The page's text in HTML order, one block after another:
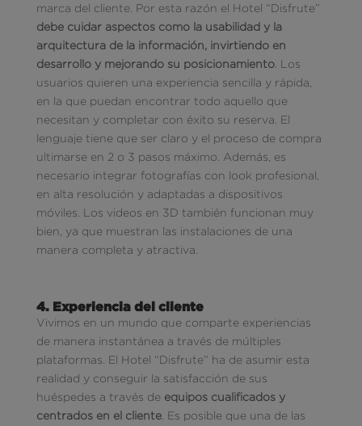
marca del cliente. Por esta razón el Hotel “Disfrute”
debe cuidar aspectos como la usabilidad y la
arquitectura de la información, invirtiendo en
desarrollo y mejorando su posicionamiento. Los
usuarios quieren una experiencia sencilla y rápida,
en la que puedan encontrar todo aquello que
necesitan y completar con éxito su reserva. El
lenguaje tiene que ser claro y el proceso de compra
ultimarse en 2 o 3 pasos máximo. Además, es
necesario integrar fotografías con look profesional,
en alta resolución y adaptadas a dispositivos
móviles. Los videos en 3D también funcionan muy
bien, ya que muestran las instalaciones de una
manera completa y atractiva.
4. Experiencia del cliente
Vivimos en un mundo que comparte experiencias
de manera instantánea a través de múltiples
plataformas. El Hotel “Disfrute” ha de asumir esta
realidad y conseguir la satisfacción de sus
huéspedes a través de equipos cualificados y
centrados en el cliente. Es posible que una de las